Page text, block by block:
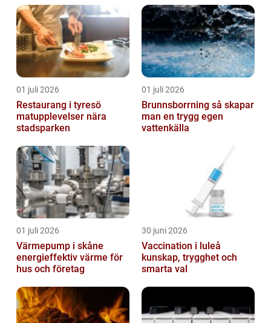
01 juli 2026
Restaurang i tyresö
matupplevelser nära
stadsparken
01 juli 2026
Brunnsborrning så skapar
man en trygg egen
vattenkälla
01 juli 2026
Värmepump i skåne
energieffektiv värme för
hus och företag
30 juni 2026
Vaccination i luleå
kunskap, trygghet och
smarta val